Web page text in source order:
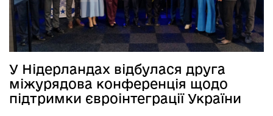
У Нідерландах відбулася друга
міжурядова конференція щодо
підтримки євроінтеграції України